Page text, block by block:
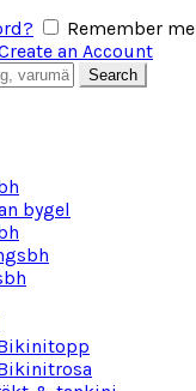
Remember me
an Account
Search
bygel